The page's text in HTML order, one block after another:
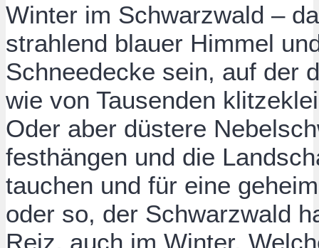
Winter im Schwarzwald –
strahlend blauer Himmel
Schneedecke sein, auf der
wie von Tausenden
Oder aber düstere
festhängen und die
tauchen und für eine
oder so, der Schwarzwald
Reiz, auch im Winter.